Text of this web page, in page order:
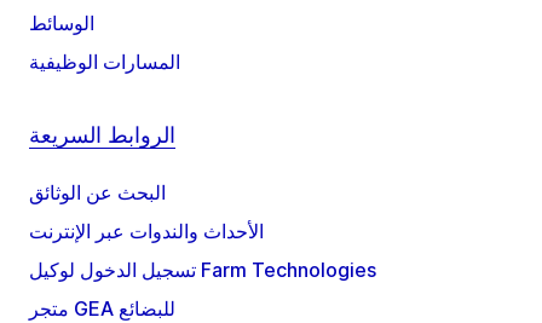
الوسائط
المسارات الوظيفية
الروابط السريعة
البحث عن الوثائق
الأحداث والندوات عبر الإنترنت
تسجيل الدخول لوكيل Farm Technologies
متجر GEA للبضائع